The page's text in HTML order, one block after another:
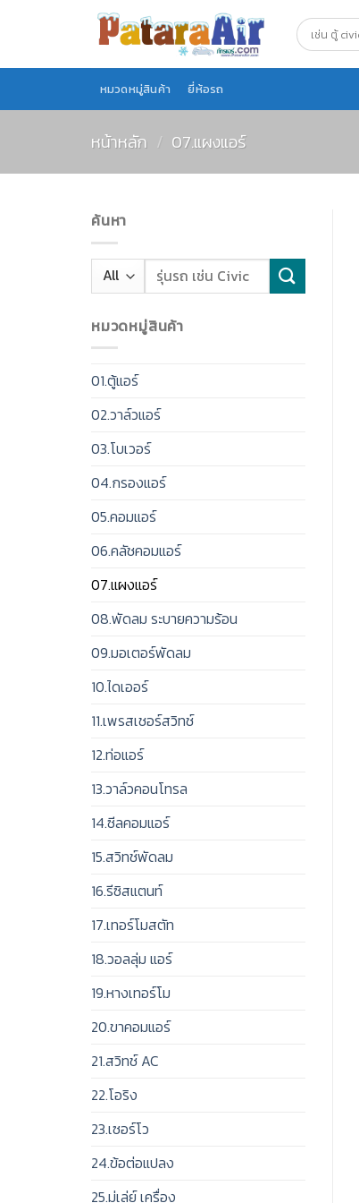
หมวดหมู่สินค้า ยี่ห้อรถ
หน้าหลัก / 07.แผงแอร์
ค้นหา
หมวดหมู่สินค้า
01.ตู้แอร์
02.วาล์วแอร์
03.โบเวอร์
04.กรองแอร์
05.คอมแอร์
06.คลัชคอมแอร์
07.แผงแอร์
08.พัดลม ระบายความร้อน
09.มอเตอร์พัดลม
10.ไดเออร์
11.เพรสเชอร์สวิทช์
12.ท่อแอร์
13.วาล์วคอนโทรล
14.ซีลคอมแอร์
15.สวิทช์พัดลม
16.รีซิสแตนท์
17.เทอร์โมสตัท
18.วอลลุ่ม แอร์
19.หางเทอร์โม
20.ขาคอมแอร์
21.สวิทช์ AC
22.โอริง
23.เซอร์โว
24.ข้อต่อแปลง
25.มู่เล่ย์ เครื่อง